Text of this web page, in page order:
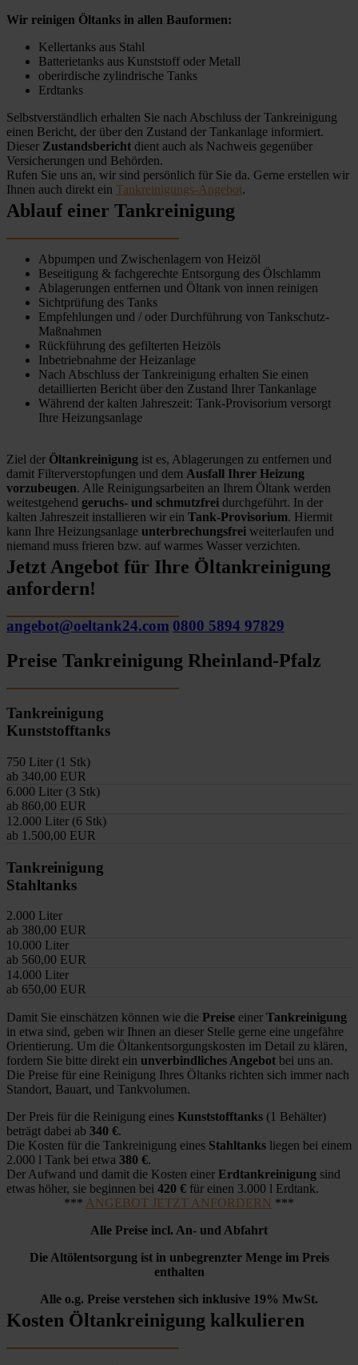
Wir reinigen Öltanks in allen Bauformen:
Kellertanks aus Stahl
Batterietanks aus Kunststoff oder Metall
oberirdische zylindrische Tanks
Erdtanks
Selbstverständlich erhalten Sie nach Abschluss der Tankreinigung
einen Bericht, der über den Zustand der Tankanlage informiert.
Dieser Zustandsbericht dient auch als Nachweis gegenüber
Versicherungen und Behörden.
Rufen Sie uns an, wir sind persönlich für Sie da. Gerne erstellen wir
Ihnen auch direkt ein Tankreinigungs-Angebot.
Ablauf einer Tankreinigung
Abpumpen und Zwischenlagern von Heizöl
Beseitigung & fachgerechte Entsorgung des Ölschlamm
Ablagerungen entfernen und Öltank von innen reinigen
Sichtprüfung des Tanks
Empfehlungen und / oder Durchführung von Tankschutz-
Maßnahmen
Rückführung des gefilterten Heizöls
Inbetriebnahme der Heizanlage
Nach Abschluss der Tankreinigung erhalten Sie einen
detaillierten Bericht über den Zustand Ihrer Tankanlage
Während der kalten Jahreszeit: Tank-Provisorium versorgt
Ihre Heizungsanlage
Ziel der Öltankreinigung ist es, Ablagerungen zu entfernen und
damit Filterverstopfungen und dem Ausfall Ihrer Heizung
vorzubeugen. Alle Reinigungsarbeiten an Ihrem Öltank werden
weitestgehend geruchs- und schmutzfrei durchgeführt. In der
kalten Jahreszeit installieren wir ein Tank-Provisorium. Hiermit
kann Ihre Heizungsanlage unterbrechungsfrei weiterlaufen und
niemand muss frieren bzw. auf warmes Wasser verzichten.
Jetzt Angebot für Ihre Öltankreinigung
anfordern!
angebot@oeltank24.com 0800 5894 97829
Preise Tankreinigung Rheinland-Pfalz
Tankreinigung
Kunststofftanks
750 Liter (1 Stk)
ab 340,00 EUR
6.000 Liter (3 Stk)
ab 860,00 EUR
12.000 Liter (6 Stk)
ab 1.500,00 EUR
Tankreinigung
Stahltanks
2.000 Liter
ab 380,00 EUR
10.000 Liter
ab 560,00 EUR
14.000 Liter
ab 650,00 EUR
Damit Sie einschätzen können wie die Preise einer Tankreinigung
in etwa sind, geben wir Ihnen an dieser Stelle gerne eine ungefähre
Orientierung. Um die Öltankentsorgungskosten im Detail zu klären,
fordern Sie bitte direkt ein unverbindliches Angebot bei uns an.
Die Preise für eine Reinigung Ihres Öltanks richten sich immer nach
Standort, Bauart, und Tankvolumen.
Der Preis für die Reinigung eines Kunststofftanks (1 Behälter)
beträgt dabei ab 340 €.
Die Kosten für die Tankreinigung eines Stahltanks liegen bei einem
2.000 l Tank bei etwa 380 €.
Der Aufwand und damit die Kosten einer Erdtankreinigung sind
etwas höher, sie beginnen bei 420 € für einen 3.000 l Erdtank.
*** ANGEBOT JETZT ANFORDERN ***
Alle Preise incl. An- und Abfahrt
Die Altölentsorgung ist in unbegrenzter Menge im Preis
enthalten
Alle o.g. Preise verstehen sich inklusive 19% MwSt.
Kosten Öltankreinigung kalkulieren